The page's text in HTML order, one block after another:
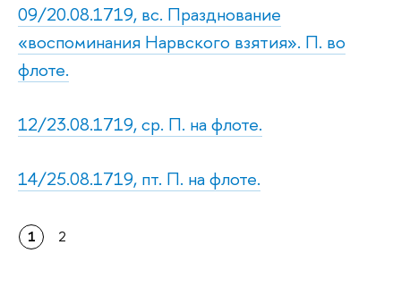
09/20.08.1719, вс. Празднование
«воспоминания Нарвского взятия». П. во
флоте.
12/23.08.1719, ср. П. на флоте.
14/25.08.1719, пт. П. на флоте.
1 2